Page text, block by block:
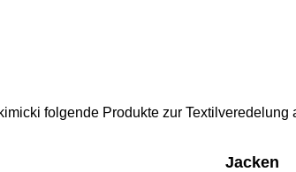
folgende Produkte zur Textilveredelung
Jacken